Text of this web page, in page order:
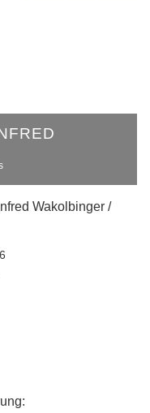
Wakolbinger /